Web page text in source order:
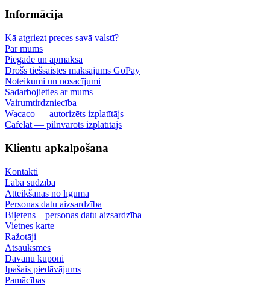
Informācija
Kā atgriezt preces savā valstī?
Par mums
Piegāde un apmaksa
Drošs tiešsaistes maksājums GoPay
Noteikumi un nosacījumi
Sadarbojieties ar mums
Vairumtirdzniecība
Wacaco — autorizēts izplatītājs
Cafelat — pilnvarots izplatītājs
Klientu apkalpošana
Kontakti
Laba sūdzība
Atteikšanās no līguma
Personas datu aizsardzība
Biļetens – personas datu aizsardzība
Vietnes karte
Ražotāji
Atsauksmes
Dāvanu kuponi
Īpašais piedāvājums
Pamācības